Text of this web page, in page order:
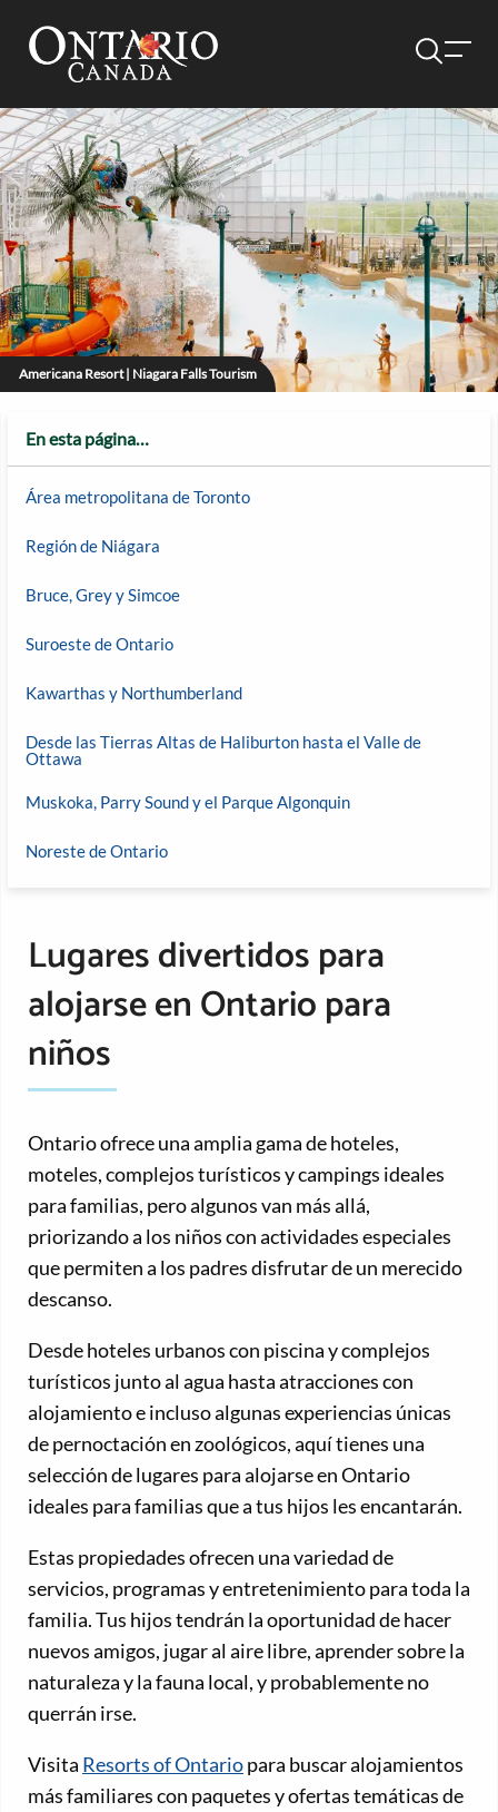
Americana Resort | Niagara Falls Tourism
En esta página…
Área metropolitana de Toronto
Región de Niágara
Bruce, Grey y Simcoe
Suroeste de Ontario
Kawarthas y Northumberland
Desde las Tierras Altas de Haliburton hasta el Valle de
Ottawa
Muskoka, Parry Sound y el Parque Algonquin
Noreste de Ontario
Lugares divertidos para
alojarse en Ontario para
niños
Ontario ofrece una amplia gama de hoteles,
moteles, complejos turísticos y campings ideales
para familias, pero algunos van más allá,
priorizando a los niños con actividades especiales
que permiten a los padres disfrutar de un merecido
descanso.
Desde hoteles urbanos con piscina y complejos
turísticos junto al agua hasta atracciones con
alojamiento e incluso algunas experiencias únicas
de pernoctación en zoológicos, aquí tienes una
selección de lugares para alojarse en Ontario
ideales para familias que a tus hijos les encantarán.
Estas propiedades ofrecen una variedad de
servicios, programas y entretenimiento para toda la
familia. Tus hijos tendrán la oportunidad de hacer
nuevos amigos, jugar al aire libre, aprender sobre la
naturaleza y la fauna local, y probablemente no
querrán irse.
Visita Resorts of Ontariopara buscar alojamientos
más familiares con paquetes y ofertas temáticas de